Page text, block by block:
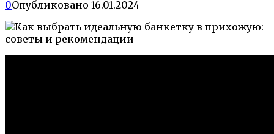
0Опубликовано 16.01.2024